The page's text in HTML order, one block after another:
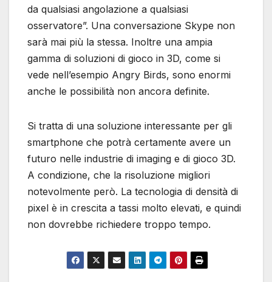
da qualsiasi angolazione a qualsiasi
osservatore”. Una conversazione Skype non
sarà mai più la stessa. Inoltre una ampia
gamma di soluzioni di gioco in 3D, come si
vede nell’esempio Angry Birds, sono enormi
anche le possibilità non ancora definite.
Si tratta di una soluzione interessante per gli
smartphone che potrà certamente avere un
futuro nelle industrie di imaging e di gioco 3D.
A condizione, che la risoluzione migliori
notevolmente però. La tecnologia di densità di
pixel è in crescita a tassi molto elevati, e quindi
non dovrebbe richiedere troppo tempo.